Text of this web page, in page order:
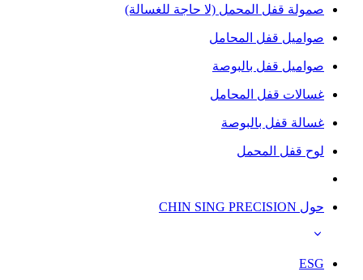
صمولة قفل المحمل (لا حاجة للغسالة)
صواميل قفل المحامل
صواميل قفل بالبوصة
غسالات قفل المحامل
غسالة قفل بالبوصة
لوح قفل المحمل
حول CHIN SING PRECISION
ESG